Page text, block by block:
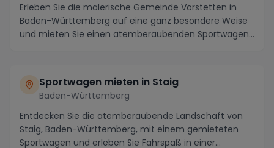
Erleben Sie die malerische Gemeinde Vörstetten in
Baden-Württemberg auf eine ganz besondere Weise
und mieten Sie einen atemberaubenden Sportwagen,
Sportwagen mieten in Staig
Baden-Württemberg
Entdecken Sie die atemberaubende Landschaft von
Staig, Baden-Württemberg, mit einem gemieteten
Sportwagen und erleben Sie Fahrspaß in einer